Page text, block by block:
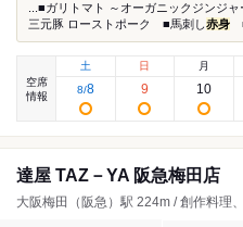
...■ガリトマト ～オーガニックジン
三元豚 ローストポーク ■馬刺し赤身
空席
情報
土
8/8
日
9
月
10
達屋 TAZ－YA 阪急梅田店
大阪梅田（阪急）駅 224m / 創作料理